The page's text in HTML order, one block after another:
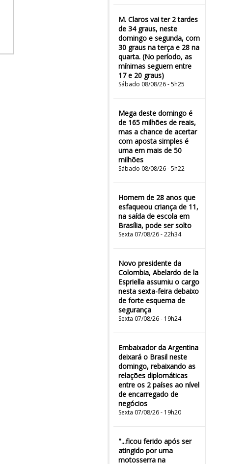
M. Claros vai ter 2 tardes
de 34 graus, neste
domingo e segunda, com
30 graus na terça e 28 na
quarta. (No período, as
mínimas seguem entre
17 e 20 graus)
Sábado 08/08/26 - 5h25
Mega deste domingo é
de 165 milhões de reais,
mas a chance de acertar
com aposta simples é
uma em mais de 50
milhões
Sábado 08/08/26 - 5h22
Homem de 28 anos que
esfaqueou criança de 11,
na saída de escola em
Brasília, pode ser solto
Sexta 07/08/26 - 22h34
Novo presidente da
Colombia, Abelardo de la
Espriella assumiu o cargo
nesta sexta-feira debaixo
de forte esquema de
segurança
Sexta 07/08/26 - 19h24
Embaixador da Argentina
deixará o Brasil neste
domingo, rebaixando as
relações diplomáticas
entre os 2 países ao nível
de encarregado de
negócios
Sexta 07/08/26 - 19h20
"...ficou ferido após ser
atingido por uma
motosserra na